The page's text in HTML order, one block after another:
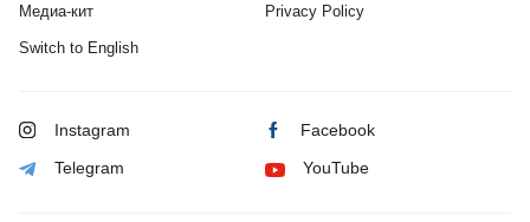
Медиа-кит Privacy Policy
Switch to English
Instagram Facebook
Telegram YouTube